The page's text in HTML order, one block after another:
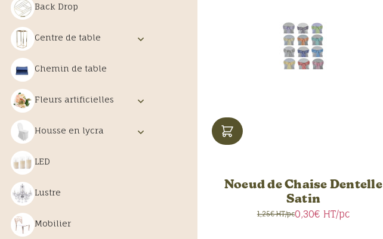
Back Drop
Centre de table
Chemin de table
Fleurs artificielles
Housse en lycra
LED
Lustre
Mobilier
Noeud de Chaise Dentelle
Satin
1,25€ HT/pc0,30€ HT/pc